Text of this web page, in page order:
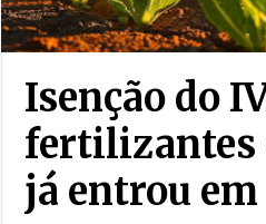
Isenção do
fertilizantes
já entrou